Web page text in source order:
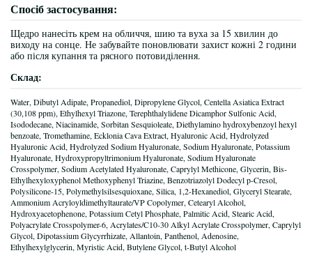
Спосіб застосування:
Щедро нанесіть крем на обличчя, шию та вуха за 15 хвилин до
виходу на сонце. Не забувайте поновлювати захист кожні 2 години
або після купання та рясного потовиділення.
Склад:
Water, Dibutyl Adipate, Propanediol, Dipropylene Glycol, Centella Asiatica Extract
(30,108 ppm), Ethylhexyl Triazone, Terephthalylidene Dicamphor Sulfonic Acid,
Isododecane, Niacinamide, Sorbitan Sesquioleate, Diethylamino hydroxybenzoyl hexyl
benzoate, Tromethamine, Ecklonia Cava Extract, Hyaluronic Acid, Hydrolyzed
Hyaluronic Acid, Hydrolyzed Sodium Hyaluronate, Sodium Hyaluronate, Potassium
Hyaluronate, Hydroxypropyltrimonium Hyaluronate, Sodium Hyaluronate
Crosspolymer, Sodium Acetylated Hyaluronate, Caprylyl Methicone, Glycerin, Bis-
Ethylhexyloxyphenol Methoxyphenyl Triazine, Benzotriazolyl Dodecyl p-Cresol,
Polysilicone-15, Polymethylsilsesquioxane, Silica, 1,2-Hexanediol, Glyceryl Stearate,
Ammonium Acryloyldimethyltaurate/VP Copolymer, Cetearyl Alcohol,
Hydroxyacetophenone, Potassium Cetyl Phosphate, Palmitic Acid, Stearic Acid,
Polyacrylate Crosspolymer-6, Acrylates/C10-30 Alkyl Acrylate Crosspolymer, Caprylyl
Glycol, Dipotassium Glycyrrhizate, Allantoin, Panthenol, Adenosine,
Ethylhexylglycerin, Myristic Acid, Butylene Glycol, t-Butyl Alcohol